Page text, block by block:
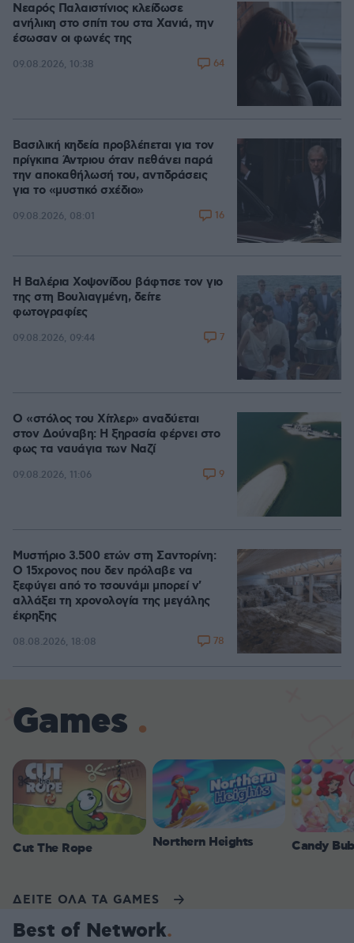
Νεαρός Παλαιστίνιος κλείδωσε
ανήλικη στο σπίτι του στα Χανιά, την
έσωσαν οι φωνές της
09.08.2026, 10:38 64
Βασιλική κηδεία προβλέπεται για τον
πρίγκιπα Άντριου όταν πεθάνει παρά
την αποκαθήλωσή του, αντιδράσεις
για το «μυστικό σχέδιο»
09.08.2026, 08:01 16
Η Βαλέρια Χοψονίδου βάφτισε τον γιο
της στη Βουλιαγμένη, δείτε
φωτογραφίες
09.08.2026, 09:44 7
Ο «στόλος του Χίτλερ» αναδύεται
στον Δούναβη: Η ξηρασία φέρνει στο
φως τα ναυάγια των Ναζί
09.08.2026, 11:06 9
Μυστήριο 3.500 ετών στη Σαντορίνη:
Ο 15χρονος που δεν πρόλαβε να
ξεφύγει από το τσουνάμι μπορεί ν'
αλλάξει τη χρονολογία της μεγάλης
έκρηξης
08.08.2026, 18:08 78
Games
Cut The Rope Northern Heights Candy
ΔΕΙΤΕ ΟΛΑ ΤΑ GAMES
Best of Network